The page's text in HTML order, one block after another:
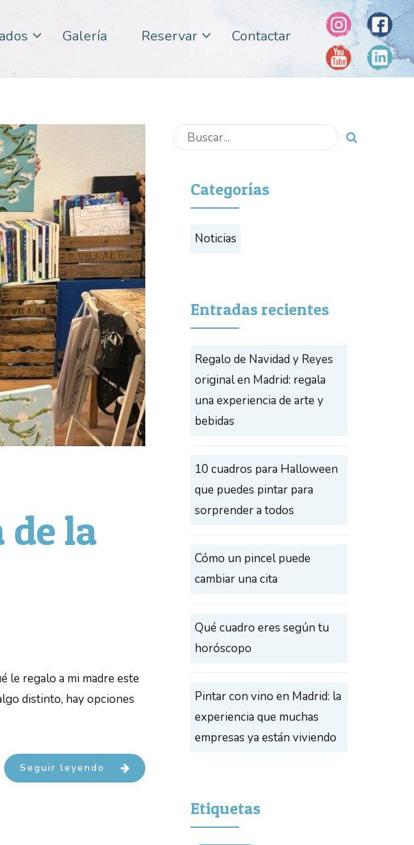
Galería Reservar Contactar
de la
le regalo a mi madre este
distinto, hay opciones
Seguir leyendo
Categorías
Noticias
Entradas recientes
Regalo de Navidad y Reyes
original en Madrid: regala
una experiencia de arte y
bebidas
10 cuadros para Halloween
que puedes pintar para
sorprender a todos
Cómo un pincel puede
cambiar una cita
Qué cuadro eres según tu
horóscopo
Pintar con vino en Madrid: la
experiencia que muchas
empresas ya están viviendo
Etiquetas